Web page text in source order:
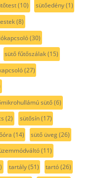
(10) sütőedény(1)
(8)
(30)
sütő fűtőszálak(15)
(27)
sütő(6)
(2) sütősín(17)
(14) sütő üveg(26)
(11)
tartály(51) tartó(26)